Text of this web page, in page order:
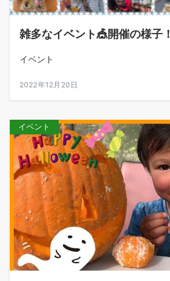
雑多なイベント🎪開催の様子！
イベント
2022年12月20日
イベント